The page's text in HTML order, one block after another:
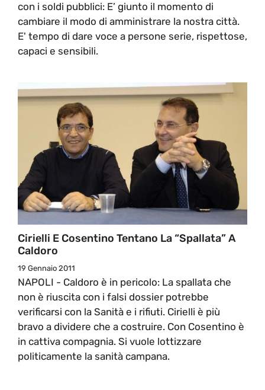
con i soldi pubblici: E’ giunto il momento di
cambiare il modo di amministrare la nostra città.
E' tempo di dare voce a persone serie, rispettose,
capaci e sensibili.
Cirielli E Cosentino Tentano La “spallata” A
Caldoro
19 Gennaio 2011
NAPOLI - Caldoro è in pericolo: La spallata che
non è riuscita con i falsi dossier potrebbe
verificarsi con la Sanità e i rifiuti. Cirielli è più
bravo a dividere che a costruire. Con Cosentino è
in cattiva compagnia. Si vuole lottizzare
politicamente la sanità campana.